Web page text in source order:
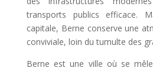
transports publics efficace.
capitale, Berne conserve une
conviviale, loin du tumulte des
Berne est une ville où se